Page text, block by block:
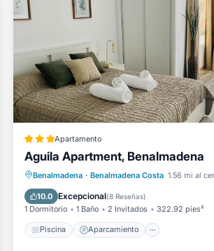
Apartamento
Aguila Apartment, Benalmadena
Benalmadena · Benalmadena Costa 1.56 mi al
10.0 Excepcional(8 Reseñas)
1 Dormitorio 1 Baño 2 Invitados 322.92 pies²
Piscina Aparcamiento
Piscina
Aparcamiento
Aire acondicionado